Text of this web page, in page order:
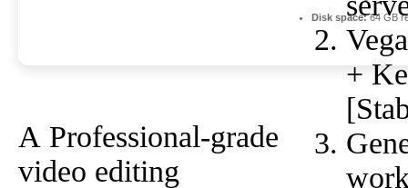
Disk space:64 GB
A Professional-grade
video editing
+